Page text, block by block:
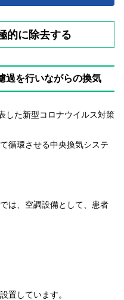
的に除去する
過を行いながらの換気
した新型コロナウイルス対策
循環させる中央換気システ
は、空調設備として、患者
置しています。